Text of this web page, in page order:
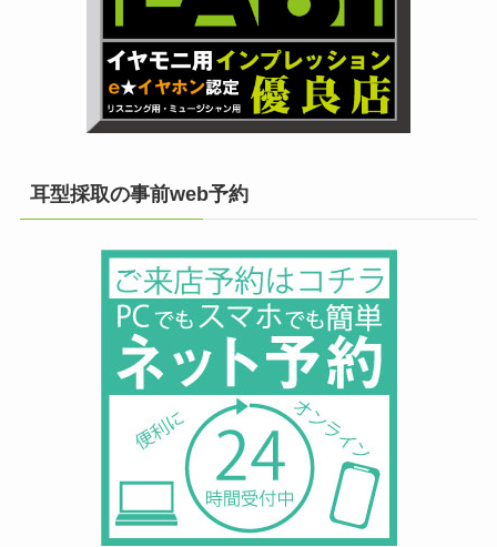
耳型採取の事前web予約